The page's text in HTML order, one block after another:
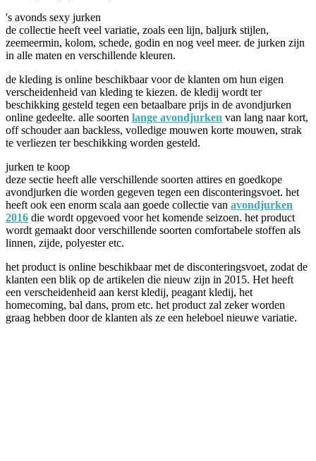
's avonds sexy jurken
de collectie heeft veel variatie, zoals een lijn, baljurk stijlen,
zeemeermin, kolom, schede, godin en nog veel meer. de jurken zijn
in alle maten en verschillende kleuren.
de kleding is online beschikbaar voor de klanten om hun eigen
verscheidenheid van kleding te kiezen. de kledij wordt ter
beschikking gesteld tegen een betaalbare prijs in de avondjurken
online gedeelte. alle soorten lange avondjurken van lang naar kort,
off schouder aan backless, volledige mouwen korte mouwen, strak
te verliezen ter beschikking worden gesteld.
jurken te koop
deze sectie heeft alle verschillende soorten attires en goedkope
avondjurken die worden gegeven tegen een disconteringsvoet. het
heeft ook een enorm scala aan goede collectie van avondjurken
2016 die wordt opgevoed voor het komende seizoen. het product
wordt gemaakt door verschillende soorten comfortabele stoffen als
linnen, zijde, polyester etc.
het product is online beschikbaar met de disconteringsvoet, zodat de
klanten een blik op de artikelen die nieuw zijn in 2015. Het heeft
een verscheidenheid aan kerst kledij, peagant kledij, het
homecoming, bal dans, prom etc. het product zal zeker worden
graag hebben door de klanten als ze een heleboel nieuwe variatie.